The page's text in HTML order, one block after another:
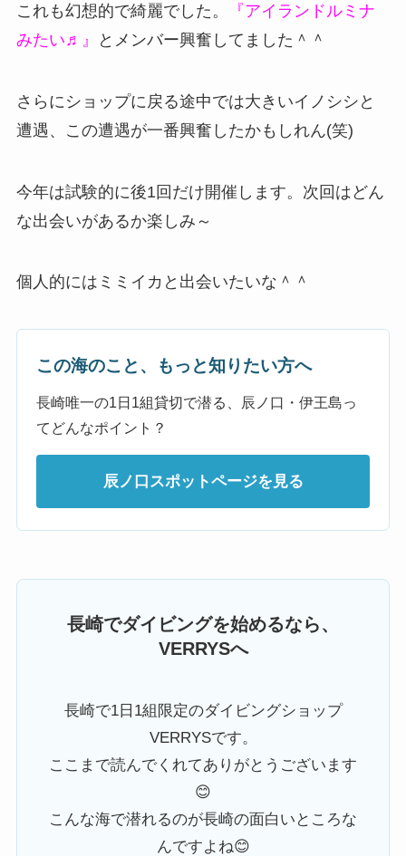
これも幻想的で綺麗でした。
『アイランドルミナ
みたい♬』
とメンバー興奮してました＾＾
さらにショップに戻る途中では大きいイノシシと
遭遇、この遭遇が一番興奮したかもしれん(笑)
今年は試験的に後1回だけ開催します。次回はどん
な出会いがあるか楽しみ～
個人的にはミミイカと出会いたいな＾＾
この海のこと、もっと知りたい方へ
長崎唯一の1日1組貸切で潜る、辰ノ口・伊王島っ
てどんなポイント？
辰ノ口スポットページを見る
長崎でダイビングを始めるなら、
VERRYSへ
長崎で1日1組限定のダイビングショップ
VERRYSです。
ここまで読んでくれてありがとうございます
😊
こんな海で潜れるのが長崎の面白いところな
んですよね😊